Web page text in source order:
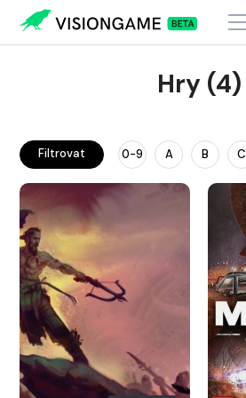
Hry (4)
Filtrovat 0-9 A B C